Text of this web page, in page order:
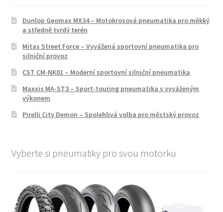
Dunlop Geomax MX34 – Motokrosová pneumatika pro měkký
a středně tvrdý terén
Mitas Street Force – Vyvážená sportovní pneumatika pro
silniční provoz
CST CM-NK01 – Moderní sportovní silniční pneumatika
Maxxis MA-ST3 – Sport-touring pneumatika s vyváženým
výkonem
Pirelli City Demon – Spolehlivá volba pro městský provoz
Vyberte si pneumatiky pro svou motorku